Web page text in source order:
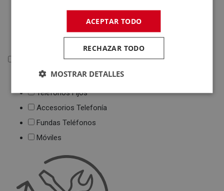
Relojes y Pulseras
Juguetes
Telefonía
Telefonía
Teléfonos Fijos
Accesorios Telefonía
Fundas Teléfonos
Móviles
ACEPTAR TODO
RECHAZAR TODO
MOSTRAR DETALLES